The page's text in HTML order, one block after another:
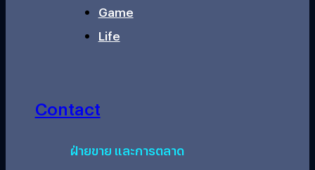
Game
Life
Contact
ฝ่ายขาย และการตลาด